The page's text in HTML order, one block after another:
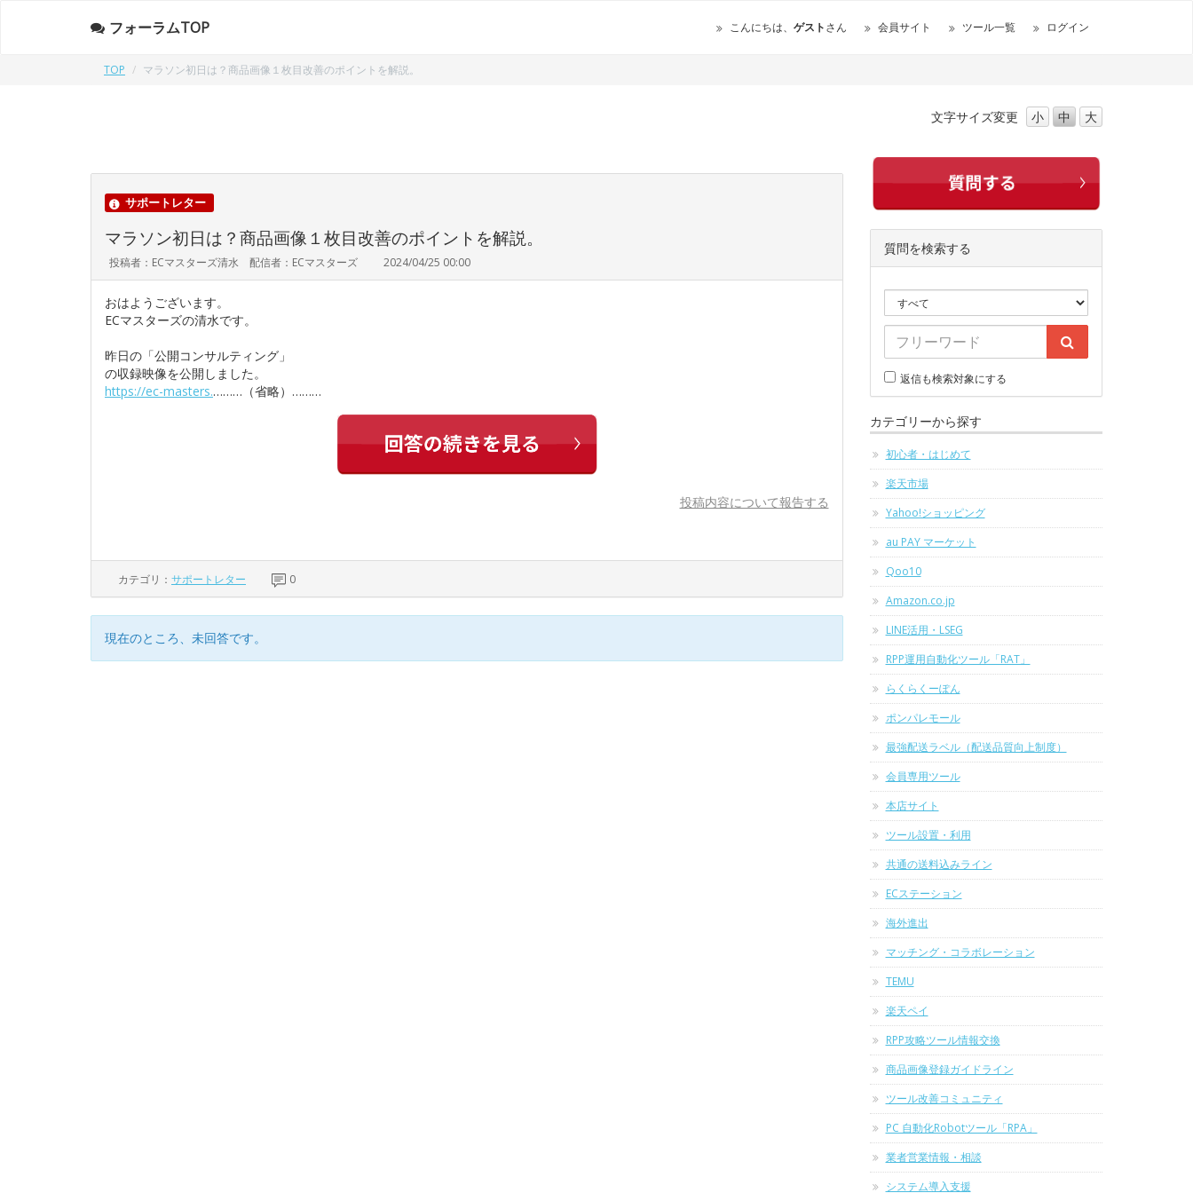
フォーラムTOP こんにちは、 ゲストさん 会員サイト ツール一覧 ログイン
TOP マラソン初日は？商品画像１枚目改善のポイントを解説。
文字サイズ変更 小 中 大
サポートレター
マラソン初日は？商品画像１枚目改善のポイントを解説。
投稿者：ECマスターズ清水 配信者：ECマスターズ 2024/04/25 00:00
おはようございます。
ECマスターズの清水です。
昨日の「公開コンサルティング」
の収録映像を公開しました。
https://ec-masters.………（省略）………
投稿内容について報告する
カテゴリ： サポートレター 0
現在のところ、未回答です。
質問を検索する
返信も検索対象にする
カテゴリーから探す
初心者・はじめて
楽天市場
Yahoo!ショッピング
au PAY マーケット
Qoo10
Amazon.co.jp
LINE活用・LSEG
RPP運用自動化ツール「RAT」
らくらくーぽん
ポンパレモール
最強配送ラベル（配送品質向上制度）
会員専用ツール
本店サイト
ツール設置・利用
共通の送料込みライン
ECステーション
海外進出
マッチング・コラボレーション
TEMU
楽天ペイ
RPP攻略ツール情報交換
商品画像登録ガイドライン
ツール改善コミュニティ
PC 自動化Robotツール「RPA」
業者営業情報・相談
システム導入支援